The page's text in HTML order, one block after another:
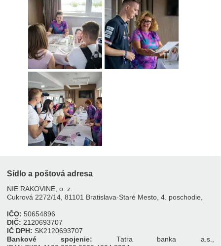
Sídlo a poštová adresa
NIE RAKOVINE, o. z.
Cukrová 2272/14, 81101 Bratislava-Staré Mesto, 4. poschodie,
IČO: 50654896
DIČ: 2120693707
IČ DPH: SK2120693707
Bankové spojenie: Tatra banka a.s.,